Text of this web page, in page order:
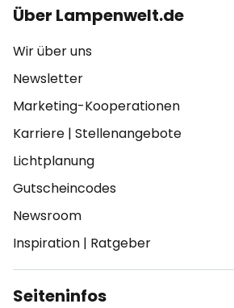
Über Lampenwelt.de
Wir über uns
Newsletter
Marketing-Kooperationen
Karriere | Stellenangebote
Lichtplanung
Gutscheincodes
Newsroom
Inspiration | Ratgeber
Seiteninfos